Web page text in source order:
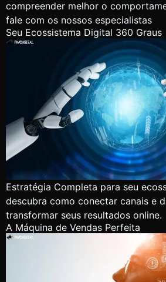
compreender melhor o
fale com os nossos especialistas
Seu Ecossistema Digital 360 Graus
Estratégia Completa para seu
descubra como conectar canais e
transformar seus resultados online.
A Máquina de Vendas Perfeita